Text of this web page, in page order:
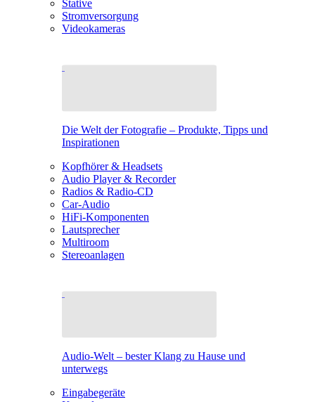
Stative
Stromversorgung
Videokameras
Die Welt der Fotografie – Produkte, Tipps und
Inspirationen
Kopfhörer & Headsets
Audio Player & Recorder
Radios & Radio-CD
Car-Audio
HiFi-Komponenten
Lautsprecher
Multiroom
Stereoanlagen
Audio-Welt – bester Klang zu Hause und
unterwegs
Eingabegeräte